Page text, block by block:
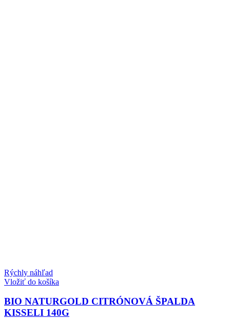
Rýchly náhľad
Vložiť do košíka
BIO NATURGOLD CITRÓNOVÁ ŠPALDA
KISSELI 140G